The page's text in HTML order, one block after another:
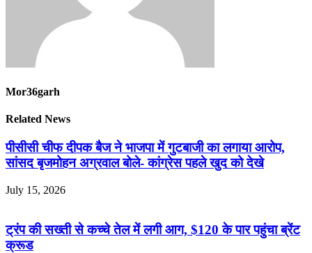
Mor36garh
Related News
पीसीसी चीफ दीपक बैज ने भाजपा में गुटबाजी का लगाया आरोप,
सांसद बृजमोहन अग्रवाल बोले- कांग्रेस पहले खुद को देखे
July 15, 2026
ट्रंप की सख्ती से कच्चे तेल में लगी आग, $120 के पार पहुंचा ब्रेंट
क्रूड